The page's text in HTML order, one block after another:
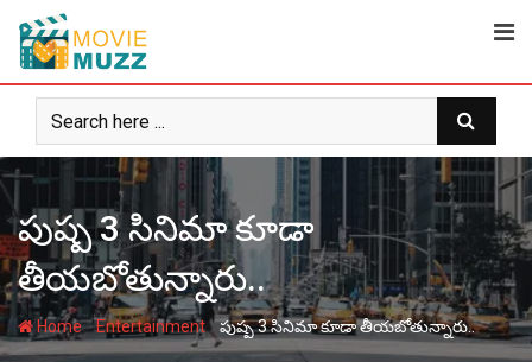
content
పుష్ప 3 సినిమా కూడా
తీయబోతున్నారు..
Home-Entertainment-పుష్ప 3 సినిమా కూడా తీయబోతున్నారు..